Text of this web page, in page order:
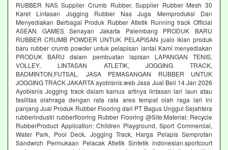
RUBBER NAS Supplier Crumb Rubber, Supplier Rubber Mesh 30
Karet Lintasan Jogging Rubber Nas Juga Memproduksi Dan
Menyediakan Berbagai Produk Rubber Atletik Running track Official
ASEAN GAMES Senayan Jakarta Palembang PRODUK BARU
RUBBER CRUMB POWDER UNTUK PELAPISAN jualo iklan produk
baru rubber crumb powder untuk pelapisan lantai Kami menyediakan
PRODUK BARU dalam pembuatan lapisan LAPANGAN TENIS,
VOLLEY, LINTASAN ATLETIK, JOGGING TRACK,
BADMINTON,FUTSAL. JASA PEMASANGAN RUBBER UNTUK
JOGGING TRACK JAKARTA ayobisnis.web Jasa Jual Beli 14 Jan 2026
Ayobisnis Jogging track dalam kamus artinya lintasan lari laun atau
fasilitas olahraga dengan rata rata area tempat olah raga lari ini
panjang Jual Produk Rubber Flooring dari PT Bagus Unggul Sejahtera
rubberindustri rubberflooring Rubber Flooring @Site:Material: Recycle
RubberProduct Application: Children Playground, Sport Commercial,
Water Park, Pool Deck, Jogging Track, Harga Pelapis Semprotan
Sandwich Permukaan Pelacak Atletik Sintetik indonesian.sportcourt